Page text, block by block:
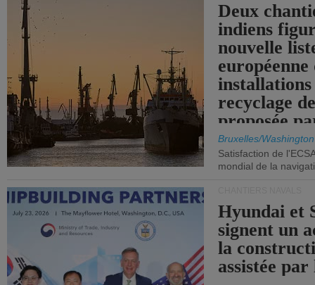
Deux
indiens
nouvelle
européenne
installations
recyclage
proposée
Bruxelles/Washington
Satisfaction de
mondial de la
Hyundai et
signent un
la
assistée